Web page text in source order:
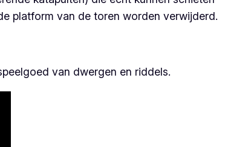
platform van de toren worden verwijderd.
van dwergen en riddels.